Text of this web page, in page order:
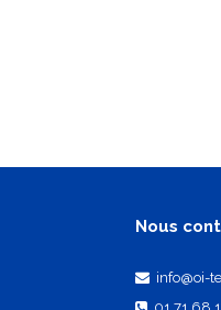
Nous
info@oi-